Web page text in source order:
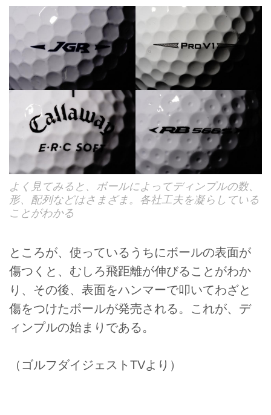
よく見てみると、ボールによってディンプルの数、
形、配列などはさまざま。各社工夫を凝らしている
ことがわかる
ところが、使っているうちにボールの表面が
傷つくと、むしろ飛距離が伸びることがわか
り、その後、表面をハンマーで叩いてわざと
傷をつけたボールが発売される。これが、デ
ィンプルの始まりである。
（ゴルフダイジェストTVより）